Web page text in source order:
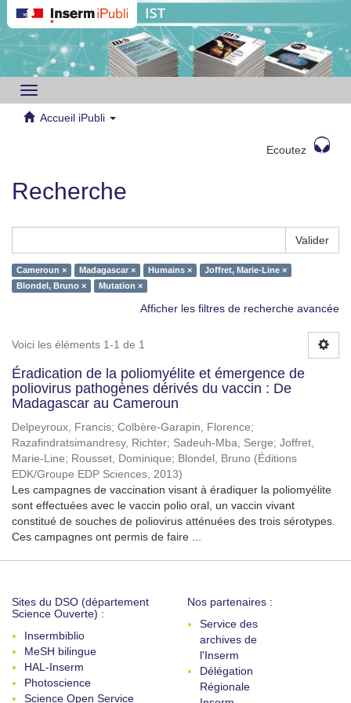
Toggle
navigation
Accueil iPubli
Ecoutez
Recherche
Valider
Cameroun × Madagascar × Humains ×
Joffret, Marie-Line ×
Blondel, Bruno ×
Mutation ×
Afficher les filtres de recherche avancée
Voici les éléments 1-1 de 1
Éradication de la poliomyélite et émergence de
poliovirus pathogènes dérivés du vaccin : De
Madagascar au Cameroun
Delpeyroux, Francis; Colbère-Garapin, Florence;
Razafindratsimandresy, Richter; Sadeuh-Mba, Serge; Joffret,
Marie-Line; Rousset, Dominique; Blondel, Bruno (Éditions
EDK/Groupe EDP Sciences, 2013)
Les campagnes de vaccination visant à éradiquer la poliomyélite
sont effectuées avec le vaccin polio oral, un vaccin vivant
constitué de souches de poliovirus atténuées des trois sérotypes.
Ces campagnes ont permis de faire ...
Sites du DSO (département
Science Ouverte) :
Insermbiblio
MeSH bilingue
HAL-Inserm
Photoscience
Science Open Service
Nos partenaires :
Service des
archives de
l'Inserm
Délégation
Régionale